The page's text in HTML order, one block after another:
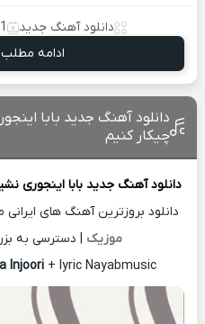
دانلود آهنگ جدید 1 سپتامبر 2024
ادامه مطلب
دانلود آهنگ جدید بابا
چیکار کنیم
دانلود آهنگ جدید بابا اینجوری
دانلود بروزترین آهنگ های
موزیک | دسترسی به
Injoori + lyric Nayabmusic